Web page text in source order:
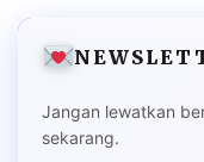
Jangan lewatkan
sekarang.